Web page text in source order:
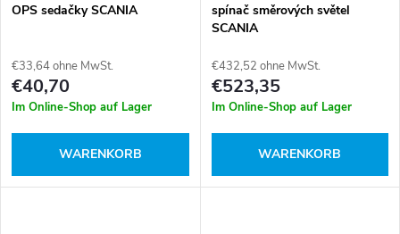
OPS sedačky SCANIA
€33,64 ohne MwSt.
€40,70
Im Online-Shop auf Lager
WARENKORB
spínač směrových světel
SCANIA
€432,52 ohne MwSt.
€523,35
Im Online-Shop auf Lager
WARENKORB